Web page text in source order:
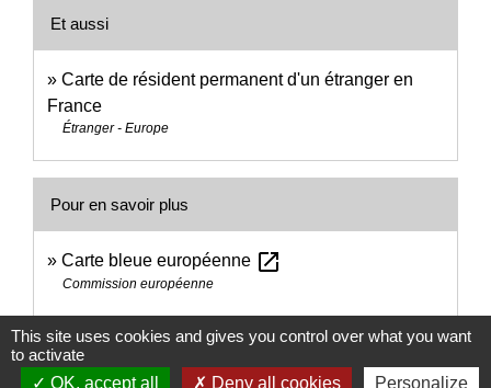
Et aussi
Carte de résident permanent d'un étranger en
France
Étranger - Europe
Pour en savoir plus
Carte bleue européenne open_in_new
Commission européenne
Signaler une erreur sur cette page
This site uses cookies and gives you control over what you want
to activate
OK, accept all
Deny all cookies Personalize